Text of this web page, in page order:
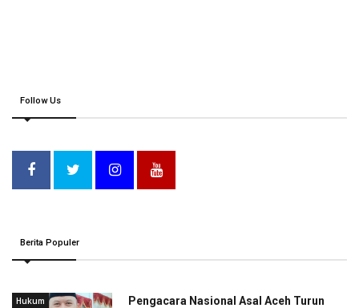
Follow Us
Berita Populer
Hukum
Pengacara Nasional Asal Aceh Turun